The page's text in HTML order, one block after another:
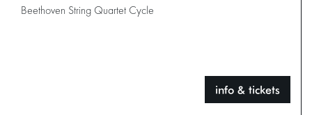
Beethoven String Quartet Cycle
info & tickets